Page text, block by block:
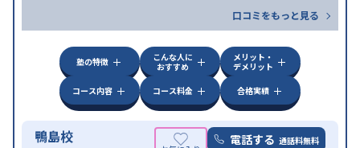
口コミをもっと見る
塾の特徴
こんな人に
おすすめ
メリット・
デメリット
コース内容
コース料金 合格実績
鴨島校 電話する 通話料無料